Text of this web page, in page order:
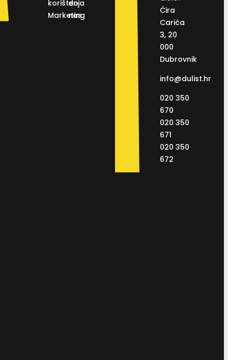
korištenja
Marketing
do
nas
Ćira
Carića
3, 20
000
Dubrovnik
info@dulist.hr
020 350
670
020 350
671
020 350
672